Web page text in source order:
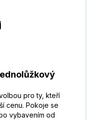
pro ty, kteří
cenu. Pokoje se
vybavením od